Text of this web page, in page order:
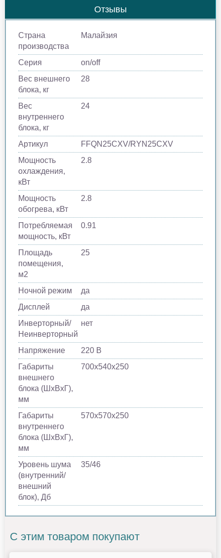
Отзывы
Страна
производства
Малайзия
Серия
on/off
Вес внешнего
блока, кг
28
Вес
внутреннего
блока, кг
24
Артикул
FFQN25CXV/RYN25CXV
Мощность
охлаждения,
кВт
2.8
Мощность
обогрева, кВт
2.8
Потребляемая
мощность, кВт
0.91
Площадь
помещения,
м2
25
Ночной режим
да
Дисплей
да
Инверторный/
Неинверторный
нет
Напряжение
220 В
Габариты
внешнего
блока (ШхВхГ),
мм
700х540х250
Габариты
внутреннего
блока (ШхВхГ),
мм
570х570х250
Уровень шума
(внутренний/
внешний
блок), Дб
35/46
С этим товаром покупают